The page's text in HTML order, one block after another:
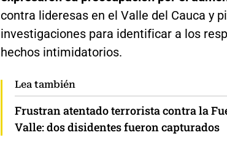
contra lideresas en el Valle del Cauca y
investigaciones para identificar a los
hechos intimidatorios.
Lea también
Frustran atentado terrorista contra la
Valle: dos disidentes fueron capturados